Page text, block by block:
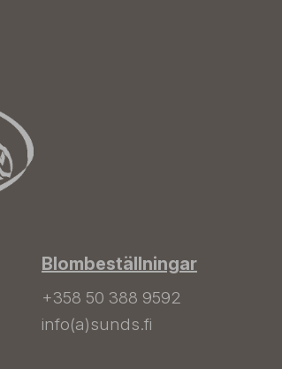
Blombeställningar
+358 50 388 9592
info(a)sunds.fi